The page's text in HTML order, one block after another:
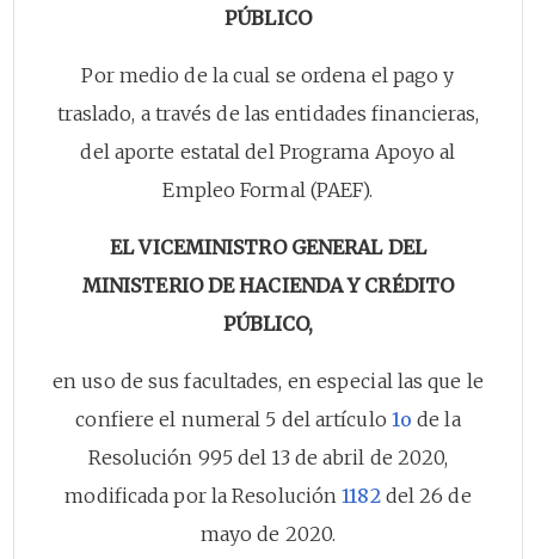
PÚBLICO
Por medio de la cual se ordena el pago y
traslado, a través de las entidades financieras,
del aporte estatal del Programa Apoyo al
Empleo Formal (PAEF).
EL VICEMINISTRO GENERAL DEL
MINISTERIO DE HACIENDA Y CRÉDITO
PÚBLICO,
en uso de sus facultades, en especial las que le
confiere el numeral 5 del artículo 1o de la
Resolución 995 del 13 de abril de 2020,
modificada por la Resolución1182del 26 de
mayo de 2020.